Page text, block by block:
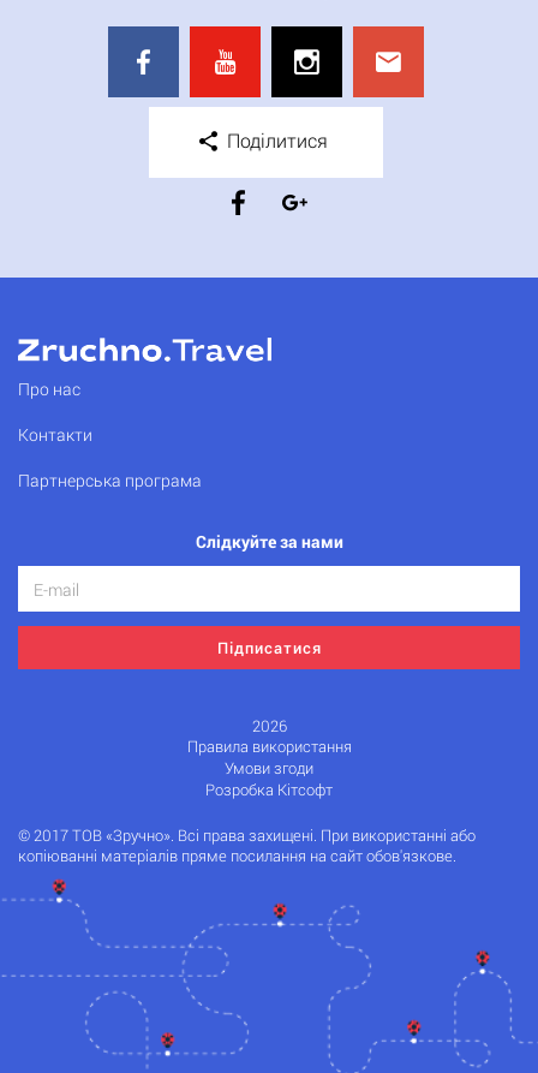
Поділитися
Про нас
Контакти
Партнерська програма
Слідкуйте за нами
Підписатися
2026
Правила використання
Умови згоди
Розробка Кітсофт
© 2017 ТОВ «Зручно». Всі права захищені. При використанні або
копіюванні матеріалів пряме посилання на сайт обов'язкове.